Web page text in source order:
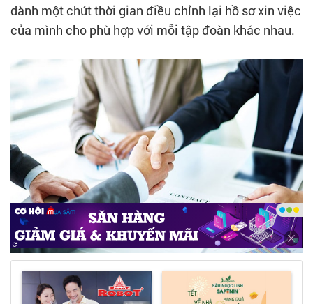
dành một chút thời gian điều chỉnh lại hồ sơ xin việc
của mình cho phù hợp với mỗi tập đoàn khác nhau.